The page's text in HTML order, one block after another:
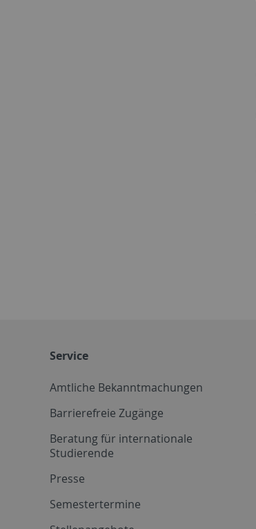
Service
Amtliche Bekanntmachungen
Barrierefreie Zugänge
Beratung für internationale
Studierende
Presse
Semestertermine